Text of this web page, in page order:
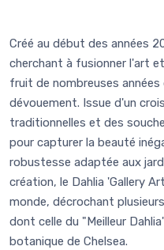
Créé au début des années
cherchant à fusionner l'art
fruit de nombreuses
dévouement. Issue d'un
traditionnelles et des
pour capturer la beauté
robustesse adaptée aux
création, le Dahlia 'Gallery
monde, décrochant
dont celle du "Meilleur
botanique de Chelsea.